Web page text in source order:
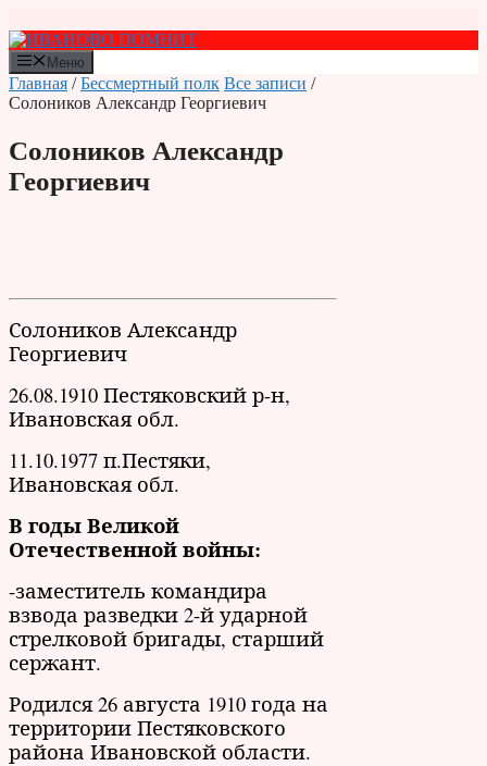
к
содержимому
Меню
Главная /Бессмертный полк Все записи /
Солоников Александр Георгиевич
Солоников Александр
Георгиевич
Солоников Александр
Георгиевич
26.08.1910 Пестяковский р-н,
Ивановская обл.
11.10.1977 п.Пестяки,
Ивановская обл.
В годы Великой
Отечественной войны:
-заместитель командира
взвода разведки 2-й ударной
стрелковой бригады, старший
сержант.
Родился 26 августа 1910 года на
территории Пестяковского
района Ивановской области.